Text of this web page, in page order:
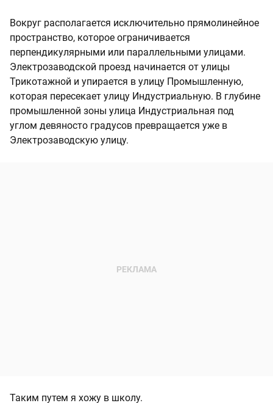
Вокруг располагается исключительно прямолинейное
пространство, которое ограничивается
перпендикулярными или параллельными улицами.
Электрозаводской проезд начинается от улицы
Трикотажной и упирается в улицу Промышленную,
которая пересекает улицу Индустриальную. В глубине
промышленной зоны улица Индустриальная под
углом девяносто градусов превращается уже в
Электрозаводскую улицу.
Таким путем я хожу в школу.